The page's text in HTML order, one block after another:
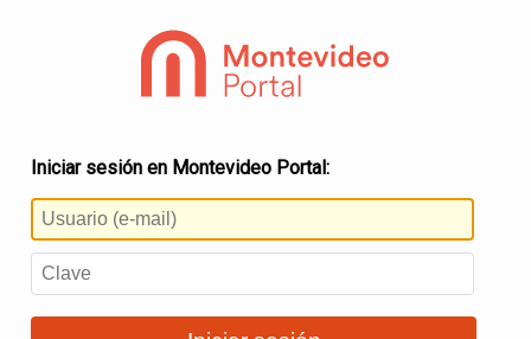
Iniciar sesión en Montevideo Portal: